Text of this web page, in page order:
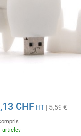
CHF HT | 5,59 €
articles